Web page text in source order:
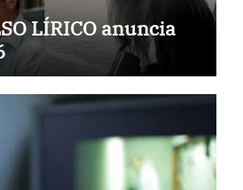
LÍRICO anuncia